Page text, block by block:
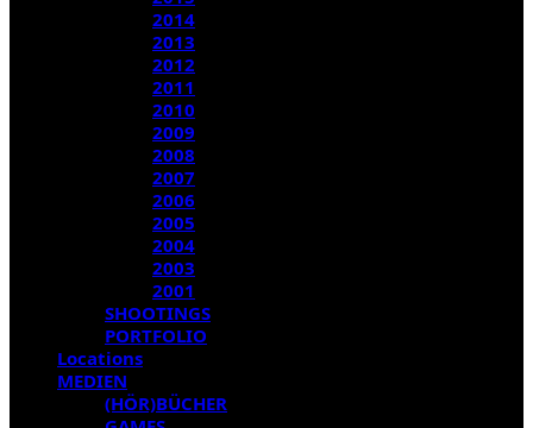
2014
2013
2012
2011
2010
2009
2008
2007
2006
2005
2004
2003
2001
SHOOTINGS
PORTFOLIO
Locations
MEDIEN
(HÖR)BÜCHER